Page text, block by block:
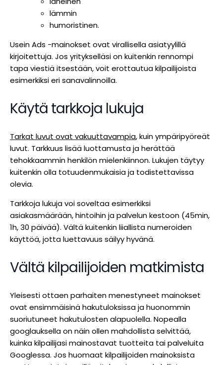
lämmin
humoristinen.
Usein Ads -mainokset ovat virallisella asiatyylillä
kirjoitettuja. Jos yritykselläsi on kuitenkin rennompi
tapa viestiä itsestään, voit erottautua kilpailijoista
esimerkiksi eri sanavalinnoilla.
Käytä tarkkoja lukuja
Tarkat luvut ovat vakuuttavampia, kuin ympäripyöreät
luvut. Tarkkuus lisää luottamusta ja herättää
tehokkaammin henkilön mielenkiinnon. Lukujen täytyy
kuitenkin olla totuudenmukaisia ja todistettavissa
olevia.
Tarkkoja lukuja voi soveltaa esimerkiksi
asiakasmäärään, hintoihin ja palvelun kestoon (45min,
1h, 30 päivää). Vältä kuitenkin liiallista numeroiden
käyttöä, jotta luettavuus säilyy hyvänä.
Vältä kilpailijoiden matkimista
Yleisesti ottaen parhaiten menestyneet mainokset
ovat ensimmäisinä hakutuloksissa ja huonommin
suoriutuneet hakutulosten alapuolella. Nopealla
googlauksella on näin ollen mahdollista selvittää,
kuinka kilpailijasi mainostavat tuotteita tai palveluita
Googlessa. Jos huomaat kilpailijoiden mainoksista